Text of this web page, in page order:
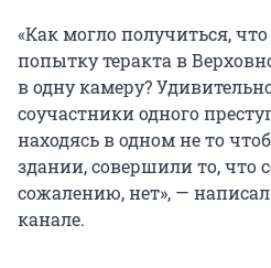
«Как могло получиться,
попытку теракта в
в одну камеру?
соучастники одного
находясь в одном не то
здании, совершили то, что
сожалению, нет», —
канале.